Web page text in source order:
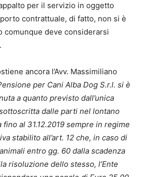
per il servizio in oggetto
contrattuale, di fatto, non si è
comunque deve considerarsi
ancora l’Avv. Massimiliano
per Cani Alba Dog S.r.l. si è
a quanto previsto dall’unica
dalle parti nel lontano
al 31.12.2019 sempre in regime
stabilito all’art. 12 che, in caso di
entro gg. 60 dalla scadenza
risoluzione dello stesso, l’Ente